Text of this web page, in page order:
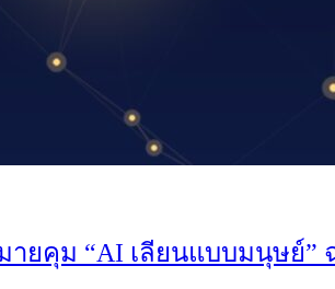
ยคุม “AI เลียนแบบมนุษย์”